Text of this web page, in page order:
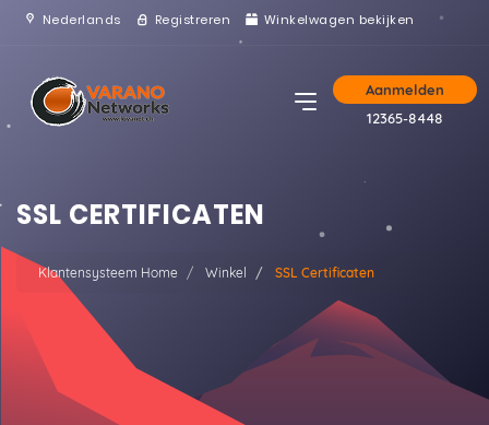
Nederlands Registreren Winkelwagen bekijken
Aanmelden
12365-8448
SSL CERTIFICATEN
Klantensysteem Home Winkel SSL Certificaten